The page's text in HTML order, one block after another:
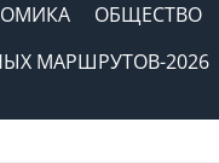
ОБЩЕСТВО
МАРШРУТОВ-2026